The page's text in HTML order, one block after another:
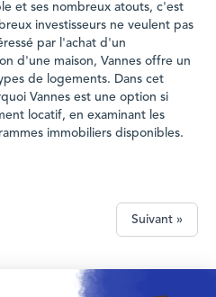
et ses nombreux atouts, c'est
investisseurs ne veulent pas
par l'achat d'un
d'une maison, Vannes offre un
de logements. Dans cet
Vannes est une option si
locatif, en examinant les
immobiliers disponibles.
Suivant »